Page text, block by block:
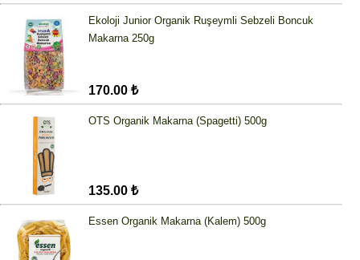
Ekoloji Junior Organik Ruşeymli Sebzeli Boncuk
Makarna 250g
170.00 ₺
OTS Organik Makarna (Spagetti) 500g
135.00 ₺
Essen Organik Makarna (Kalem) 500g